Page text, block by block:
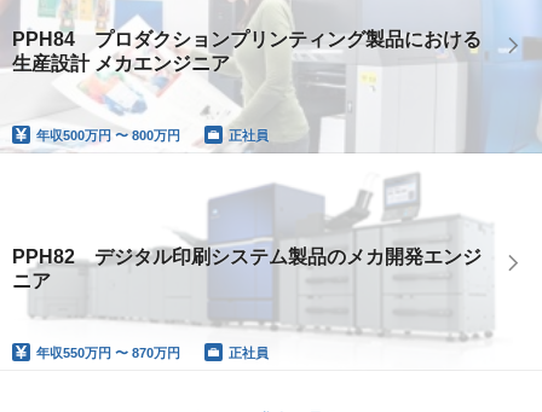
PPH84 プロダクションプリンティング製品における
生産設計 メカエンジニア
年収500万円 〜 800万円 正社員
PPH82 デジタル印刷システム製品のメカ開発エンジ
ニア
年収550万円 〜 870万円 正社員